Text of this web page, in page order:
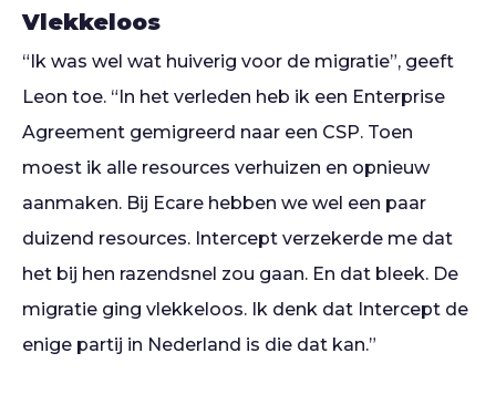
Vlekkeloos
“Ik was wel wat huiverig voor de migratie”, geeft
Leon toe. “In het verleden heb ik een Enterprise
Agreement gemigreerd naar een CSP. Toen
moest ik alle resources verhuizen en opnieuw
aanmaken. Bij Ecare hebben we wel een paar
duizend resources. Intercept verzekerde me dat
het bij hen razendsnel zou gaan. En dat bleek. De
migratie ging vlekkeloos. Ik denk dat Intercept de
enige partij in Nederland is die dat kan.”